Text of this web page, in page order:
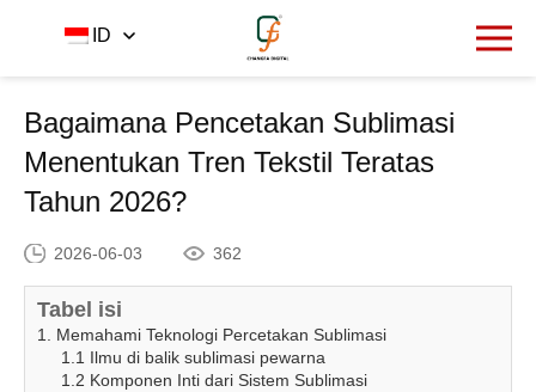
ID
Rumah - Pusat Berita
Bagaimana Pencetakan Sublimasi
Menentukan Tren Tekstil Teratas Tahun 2026?
Bagaimana Pencetakan Sublimasi
Menentukan Tren Tekstil Teratas
Tahun 2026?
2026-06-03 362
Tabel isi
1. Memahami Teknologi Percetakan Sublimasi
1.1 Ilmu di balik sublimasi pewarna
1.2 Komponen Inti dari Sistem Sublimasi